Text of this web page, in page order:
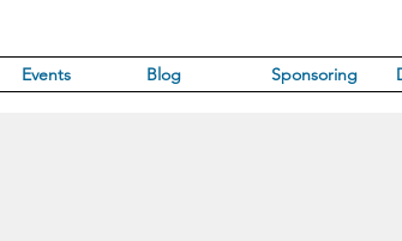
Events Blog Sponsoring